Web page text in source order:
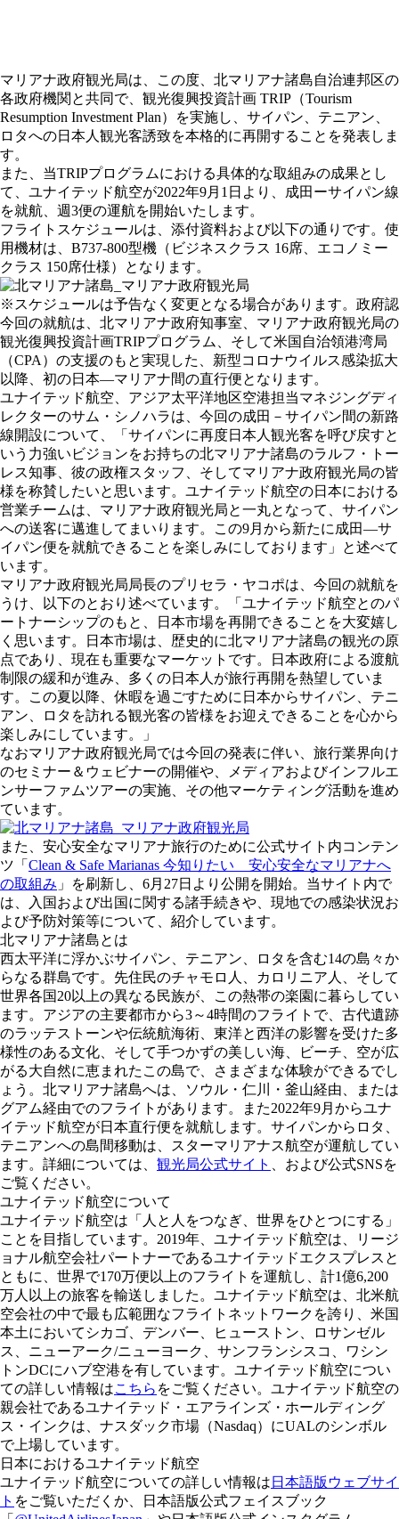
マリアナ政府観光局は、この度、北マリアナ諸島自治連邦区の
各政府機関と共同で、観光復興投資計画 TRIP（Tourism
Resumption Investment Plan）を実施し、サイパン、テニアン、
ロタへの日本人観光客誘致を本格的に再開することを発表しま
す。
また、当TRIPプログラムにおける具体的な取組みの成果とし
て、ユナイテッド航空が2022年9月1日より、成田ーサイパン線
を就航、週3便の運航を開始いたします。
フライトスケジュールは、添付資料および以下の通りです。使
用機材は、B737-800型機（ビジネスクラス 16席、エコノミー
クラス 150席仕様）となります。
※スケジュールは予告なく変更となる場合があります。政府
今回の就航は、北マリアナ政府知事室、マリアナ政府観光局の
観光復興投資計画TRIPプログラム、そして米国自治領港湾局
（CPA）の支援のもと実現した、新型コロナウイルス感染拡大
以降、初の日本―マリアナ間の直行便となります。
ユナイテッド航空、アジア太平洋地区空港担当マネジングディ
レクターのサム・シノハラは、今回の成田－サイパン間の新路
線開設について、「サイパンに再度日本人観光客を呼び戻すと
いう力強いビジョンをお持ちの北マリアナ諸島のラルフ・トー
レス知事、彼の政権スタッフ、そしてマリアナ政府観光局の皆
様を称賛したいと思います。ユナイテッド航空の日本における
営業チームは、マリアナ政府観光局と一丸となって、サイパン
への送客に邁進してまいります。この9月から新たに成田―サ
イパン便を就航できることを楽しみにしております」と述べて
います。
マリアナ政府観光局局長のプリセラ・ヤコポは、今回の就航を
うけ、以下のとおり述べています。「ユナイテッド航空とのパ
ートナーシップのもと、日本市場を再開できることを大変嬉し
く思います。日本市場は、歴史的に北マリアナ諸島の観光の原
点であり、現在も重要なマーケットです。日本政府による渡航
制限の緩和が進み、多くの日本人が旅行再開を熱望していま
す。この夏以降、休暇を過ごすために日本からサイパン、テニ
アン、ロタを訪れる観光客の皆様をお迎えできることを心から
楽しみにしています。」
なおマリアナ政府観光局では今回の発表に伴い、旅行業界向け
のセミナー＆ウェビナーの開催や、メディアおよびインフルエ
ンサーファムツアーの実施、その他マーケティング活動を進め
ています。
また、安心安全なマリアナ旅行のために公式サイト内コンテン
ツ「 Clean & Safe Marianas 今知りたい 安心安全なマリアナへ
の取組み 」を刷新し、6月27日より公開を開始。当サイト内で
は、入国および出国に関する諸手続きや、現地での感染状況お
よび予防対策等について、紹介しています。
北マリアナ諸島とは
西太平洋に浮かぶサイパン、テニアン、ロタを含む14の島々か
らなる群島です。先住民のチャモロ人、カロリニア人、そして
世界各国20以上の異なる民族が、この熱帯の楽園に暮らしてい
ます。アジアの主要都市から3～4時間のフライトで、古代遺跡
のラッテストーンや伝統航海術、東洋と西洋の影響を受けた多
様性のある文化、そして手つかずの美しい海、ビーチ、空が広
がる大自然に恵まれたこの島で、さまざまな体験ができるでし
ょう。北マリアナ諸島へは、ソウル・仁川・釜山経由、または
グアム経由でのフライトがあります。また2022年9月からユナ
イテッド航空が日本直行便を就航します。サイパンからロタ、
テニアンへの島間移動は、スターマリアナス航空が運航してい
ます。詳細については、 観光局公式サイト
、および公式SNSを
ご覧ください。
ユナイテッド航空について
ユナイテッド航空は「人と人をつなぎ、世界をひとつにする」
ことを目指しています。2019年、ユナイテッド航空は、リージ
ョナル航空会社パートナーであるユナイテッドエクスプレスと
ともに、世界で170万便以上のフライトを運航し、計1億6,200
万人以上の旅客を輸送しました。ユナイテッド航空は、北米航
空会社の中で最も広範囲なフライトネットワークを誇り、米国
本土においてシカゴ、デンバー、ヒューストン、ロサンゼル
ス、ニューアーク/ニューヨーク、サンフランシスコ、ワシン
トンDCにハブ空港を有しています。ユナイテッド航空につい
ての詳しい情報はこちら をご覧ください。ユナイテッド航空の
親会社であるユナイテッド・エアラインズ・ホールディング
ス・インクは、ナスダック市場（Nasdaq）にUALのシンボル
で上場しています。
日本におけるユナイテッド航空
ユナイテッド航空についての詳しい情報は 日本語版ウェブサイ
ト をご覧いただくか、日本語版公式フェイスブック